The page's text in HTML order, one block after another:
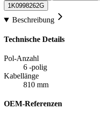
1K0998262G
Beschreibung
Technische Details
Pol-Anzahl
6 -polig
Kabellänge
810 mm
OEM-Referenzen